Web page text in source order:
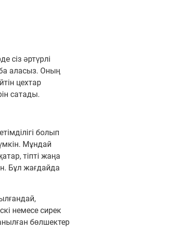
сіз әртүрлі
аласыз. Оның
цехтар
сатады.
болып
Мұндай
тіпті жаңа
Бұл жағдайда
немесе сирек
бөлшектер